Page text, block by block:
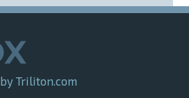
Triliton.com